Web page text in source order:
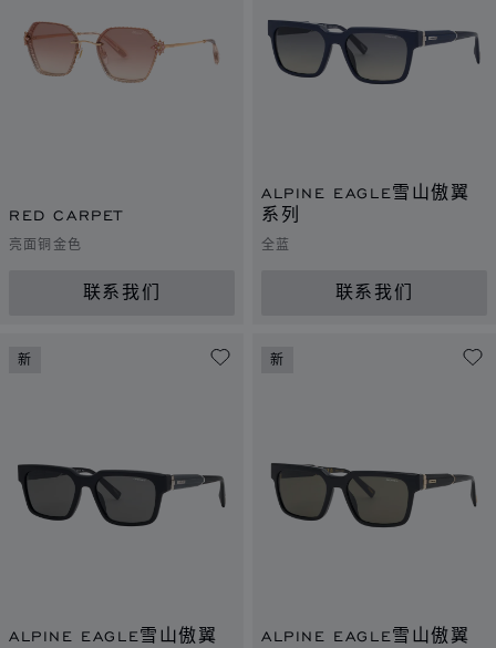
RED CARPET
亮面铜金色
联系我们
ALPINE EAGLE雪山傲翼
系列
全蓝
联系我们
新
ALPINE EAGLE雪山傲翼
新
ALPINE EAGLE雪山傲翼